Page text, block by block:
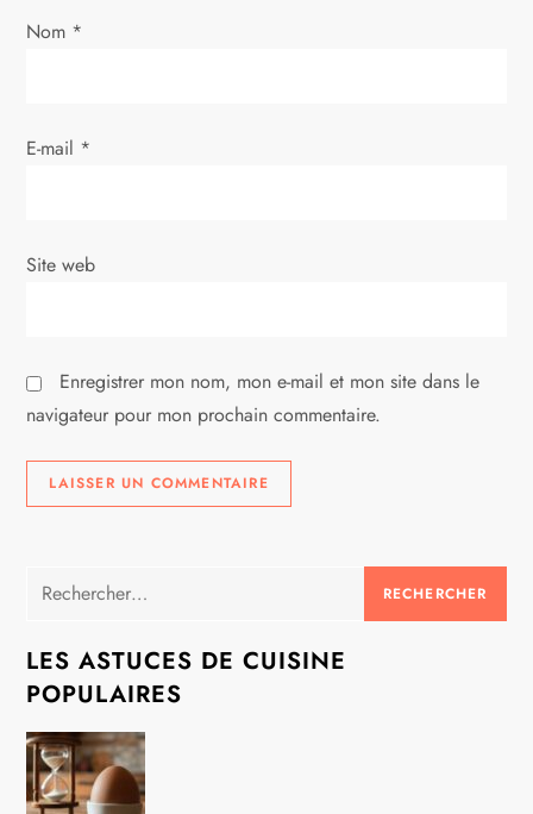
’
r
i
l
e
Nom *
E-mail *
Site web
Enregistrer mon nom, mon e-mail et mon site dans le
navigateur pour mon prochain commentaire.
Rechercher :
LES ASTUCES DE CUISINE
POPULAIRES